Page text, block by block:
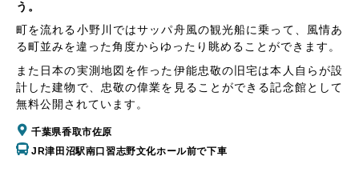
う。
町を流れる小野川ではサッパ舟風の観光船に乗って、風情あ
る町並みを違った角度からゆったり眺めることができます。
また日本の実測地図を作った伊能忠敬の旧宅は本人自らが設
計した建物で、忠敬の偉業を見ることができる記念館として
無料公開されています。
千葉県香取市佐原
JR津田沼駅南口習志野文化ホール前で下車